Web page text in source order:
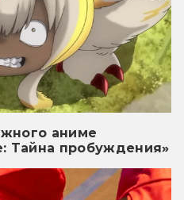
аниме
Тайна пробуждения»